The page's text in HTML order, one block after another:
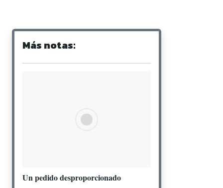
Más notas:
Un pedido desproporcionado